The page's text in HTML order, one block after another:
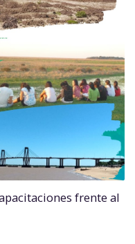
frente al